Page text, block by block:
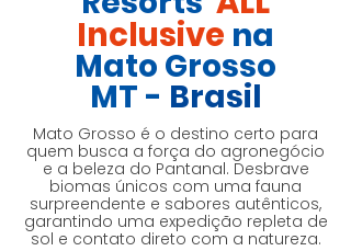
Inclusive na
Mato Grosso
MT - Brasil
Mato Grosso é o destino certo para
quem busca a força do agronegócio
e a beleza do Pantanal. Desbrave
biomas únicos com uma fauna
surpreendente e sabores autênticos,
garantindo uma expedição repleta de
sol e contato direto com a natureza.